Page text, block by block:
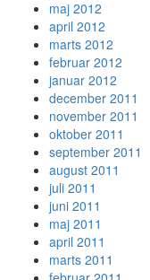
maj 2012
april 2012
marts 2012
februar 2012
januar 2012
december 2011
november 2011
oktober 2011
september 2011
august 2011
juli 2011
juni 2011
maj 2011
april 2011
marts 2011